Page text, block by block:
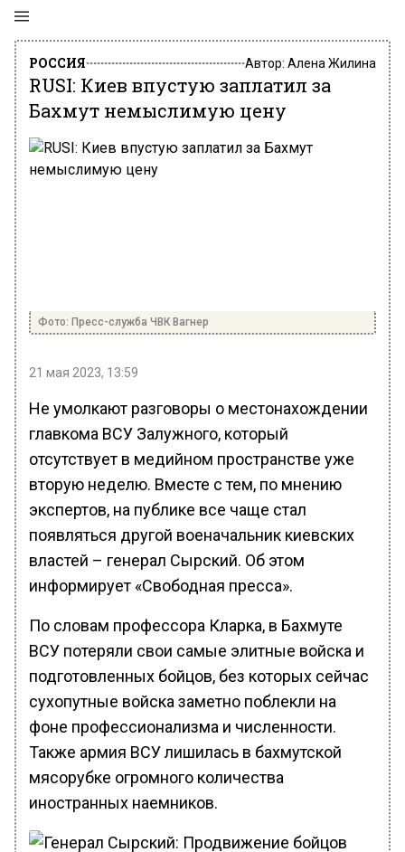
РОССИЯ Автор: Алена Жилина
RUSI: Киев впустую заплатил за
Бахмут немыслимую цену
Фото: Пресс-служба ЧВК Вагнер
21 мая 2023, 13:59
Не умолкают разговоры о местонахождении
главкома ВСУ Залужного, который
отсутствует в медийном пространстве уже
вторую неделю. Вместе с тем, по мнению
экспертов, на публике все чаще стал
появляться другой военачальник киевских
властей – генерал Сырский. Об этом
информирует «Свободная пресса».
По словам профессора Кларка, в Бахмуте
ВСУ потеряли свои самые элитные войска и
подготовленных бойцов, без которых сейчас
сухопутные войска заметно поблекли на
фоне профессионализма и численности.
Также армия ВСУ лишилась в бахмутской
мясорубке огромного количества
иностранных наемников.